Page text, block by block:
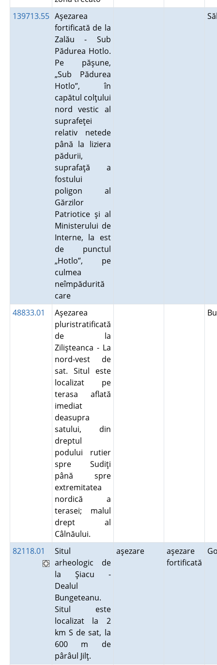
139713.55 Aşezarea
fortificată de la
Zalău - Sub
Pădurea Hotlo.
Pe păşune,
„Sub Pădurea
Hotlo”, în
capătul colţului
nord vestic al
suprafeţei
relativ netede
până la liziera
pădurii,
suprafaţă a
fostului
poligon al
Gărzilor
Patriotice şi al
Ministerului de
Interne, la est
de punctul
„Hotlo”, pe
culmea
neîmpădurită
care
48833.01
Aşezarea
pluristratificată
de la
Zilişteanca - La
nord-vest de
sat. Situl este
localizat pe
terasa aflată
imediat
deasupra
satului, din
dreptul
podului rutier
spre Sudiţi
până spre
extremitatea
nordică a
terasei; malul
drept al
Câlnăului.
82118.01
Situl
arheologic de
la Şiacu -
Dealul
Bungeteanu.
Situl este
localizat la 2
km S de sat, la
600 m de
pârâul Jilţ.
aşezare
aşezare
fortificată